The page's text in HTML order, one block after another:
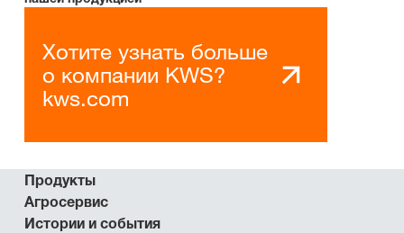
Хотите узнать больше
о компании KWS?
kws.com
Продукты
Агросервис
Истории и события